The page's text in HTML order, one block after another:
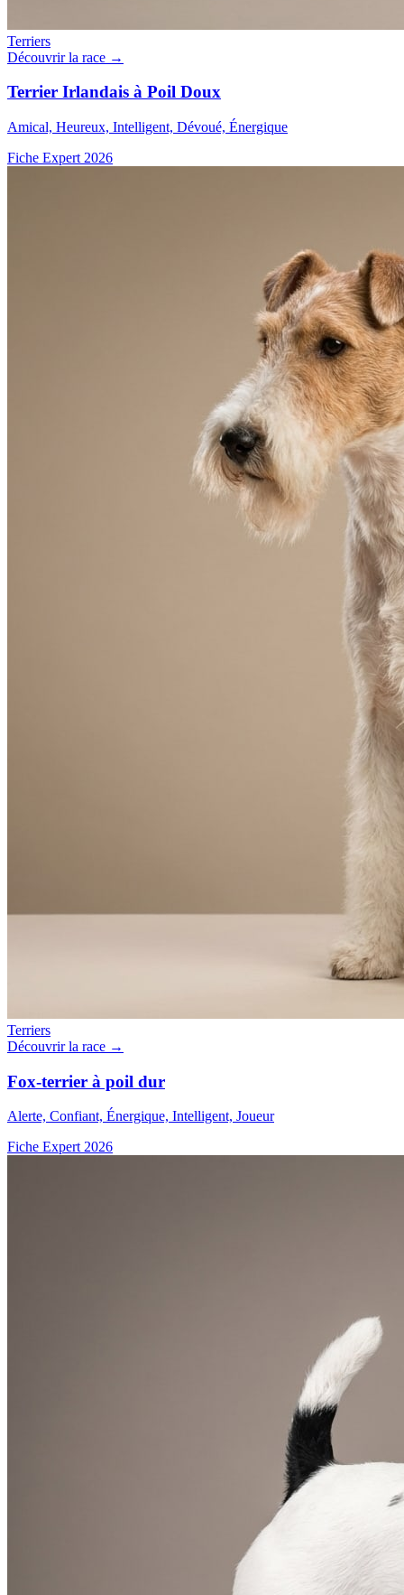
Terriers
Découvrir la race →
Terrier Irlandais à Poil Doux
Amical, Heureux, Intelligent, Dévoué, Énergique
Fiche Expert 2026
Terriers
Découvrir la race →
Fox-terrier à poil dur
Alerte, Confiant, Énergique, Intelligent, Joueur
Fiche Expert 2026